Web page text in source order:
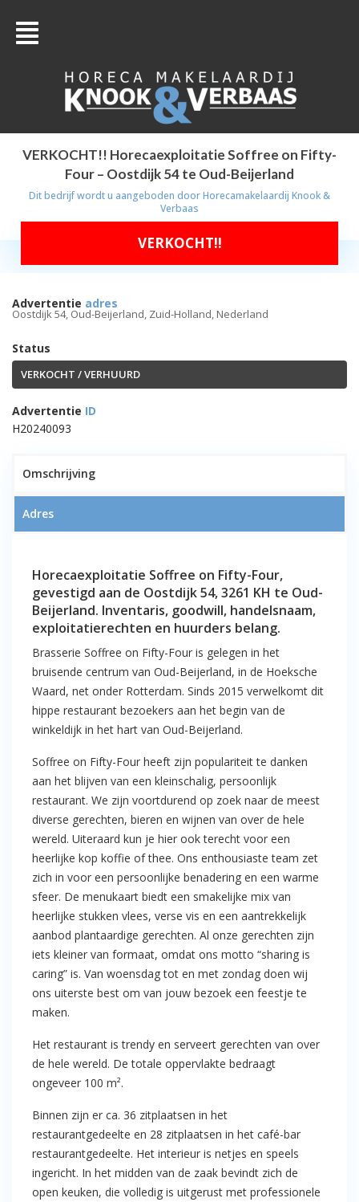
VERKOCHT!! Horecaexploitatie Soffree on Fifty-
Four – Oostdijk 54 te Oud-Beijerland
Dit bedrijf wordt u aangeboden doorHorecamakelaardij Knook &
Verbaas
VERKOCHT!!
Advertentie adres
Oostdijk 54, Oud-Beijerland, Zuid-Holland, Nederland
Status
VERKOCHT / VERHUURD
Advertentie ID
H20240093
Soffree on Fifty-Four – Oostdijk 54
te Oud-Beijerland
Omschrijving
Adres
Horecaexploitatie Soffree on Fifty-Four,
gevestigd aan de Oostdijk 54, 3261 KH te Oud-
Beijerland. Inventaris, goodwill, handelsnaam,
exploitatierechten en huurders belang.
Brasserie Soffree on Fifty-Four is gelegen in het
bruisende centrum van Oud-Beijerland, in de Hoeksche
Waard, net onder Rotterdam. Sinds 2015 verwelkomt dit
hippe restaurant bezoekers aan het begin van de
winkeldijk in het hart van Oud-Beijerland.
Soffree on Fifty-Four heeft zijn populariteit te danken
aan het blijven van een kleinschalig, persoonlijk
restaurant. We zijn voortdurend op zoek naar de meest
diverse gerechten, bieren en wijnen van over de hele
wereld. Uiteraard kun je hier ook terecht voor een
heerlijke kop koffie of thee. Ons enthousiaste team zet
zich in voor een persoonlijke benadering en een warme
sfeer. De menukaart biedt een smakelijke mix van
heerlijke stukken vlees, verse vis en een aantrekkelijk
aanbod plantaardige gerechten. Al onze gerechten zijn
iets kleiner van formaat, omdat ons motto “sharing is
caring” is. Van woensdag tot en met zondag doen wij
ons uiterste best om van jouw bezoek een feestje te
maken.
Het restaurant is trendy en serveert gerechten van over
de hele wereld. De totale oppervlakte bedraagt
ongeveer 100 m².
Binnen zijn er ca. 36 zitplaatsen in het
restaurantgedeelte en 28 zitplaatsen in het café-bar
restaurantgedeelte. Het interieur is netjes en speels
ingericht. In het midden van de zaak bevindt zich de
open keuken, die volledig is uitgerust met professionele